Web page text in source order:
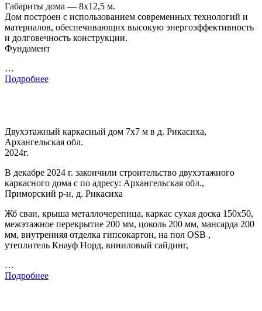
Габариты дома — 8х12,5 м.
Дом построен с использованием современных технологий и
материалов, обеспечивающих высокую энергоэффективность
и долговечность конструкции.
Фундамент
…
Подробнее
Двухэтажный каркасный дом 7х7 м в д. Рикасиха,
Архангельская обл.
2024г.
В декабре 2024 г. закончили строительство двухэтажного
каркасного дома с по адресу: Архангельская обл.,
Приморский р-н, д. Рикасиха
Жб сваи, крыша металлочерепица, каркас сухая доска 150х50,
межэтажное перекрытие 200 мм, цоколь 200 мм, мансарда 200
мм, внутренняя отделка гипсокартон, на пол OSB ,
утеплитель Кнауф Норд, виниловый сайдинг,
…
Подробнее